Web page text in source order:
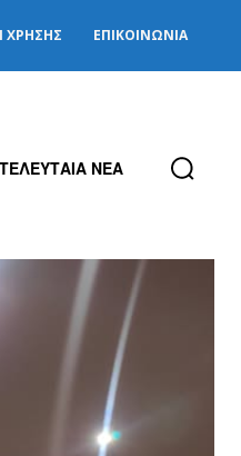
ΧΡΉΣΗΣ ΕΠΙΚΟΙΝΩΝΊΑ
ΤΕΛΕΥΤΑΙΑ ΝΕΑ